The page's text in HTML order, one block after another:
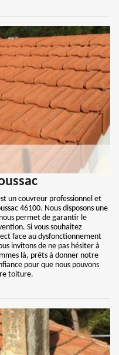
un couvreur professionnel et
46100. Nous disposons une
permet de garantir le
Si vous souhaitez
face au dysfonctionnement
invitons de ne pas hésiter à
là, prêts à donner notre
pour que nous pouvons
toiture.